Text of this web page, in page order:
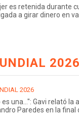
es retenida durante
a girar dinero en
2026
2026
es una...": Gavi relató la
Paredes en la final